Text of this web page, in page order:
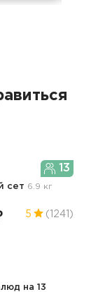
13
сет 6.9 кг
5 (1241)
на 13